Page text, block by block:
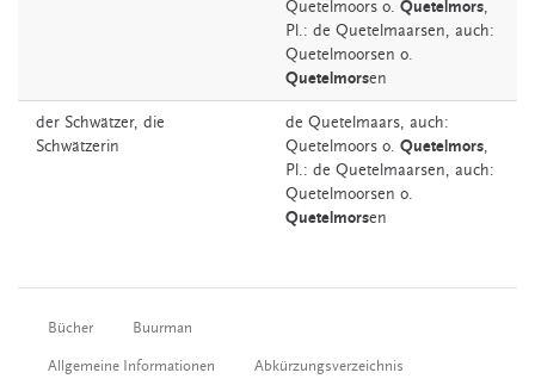
Quetelmoors o. Quetelmors,
Pl.: de Quetelmaarsen, auch:
Quetelmoorsen o.
Quetelmorsen
der Schwätzer, die
Schwätzerin
de Quetelmaars, auch:
Quetelmoors o. Quetelmors,
Pl.: de Quetelmaarsen, auch:
Quetelmoorsen o.
Quetelmorsen
Bücher Buurman
Allgemeine Informationen
Abkürzungsverzeichnis